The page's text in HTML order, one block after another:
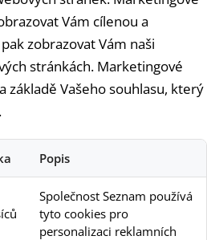
Vám cílenou a
zobrazovat Vám naši
stránkách. Marketingové
základě Vašeho souhlasu, který
Popis
Společnost Seznam používá
tyto cookies pro
personalizaci reklamních